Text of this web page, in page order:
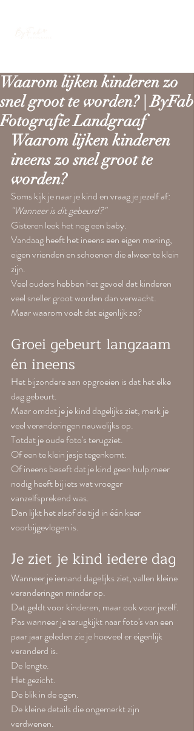
Waarom lijken kinderen zo
snel groot te worden? | ByFab
Fotografie Landgraaf
Waarom lijken kinderen
ineens zo snel groot te
worden?
Soms kijk je naar je kind en vraag je jezelf af:
"Wanneer is dit gebeurd?"
Gisteren leek het nog een baby.
Vandaag heeft het ineens een eigen mening,
eigen vrienden en schoenen die alweer te klein
zijn.
Veel ouders hebben het gevoel dat kinderen
veel sneller groot worden dan verwacht.
Maar waarom voelt dat eigenlijk zo?
Groei gebeurt langzaam
én ineens
Het bijzondere aan opgroeien is dat het elke
dag gebeurt.
Maar omdat je je kind dagelijks ziet, merk je
veel veranderingen nauwelijks op.
Totdat je oude foto's terugziet.
Of een te klein jasje tegenkomt.
Of ineens beseft dat je kind geen hulp meer
nodig heeft bij iets wat vroeger
vanzelfsprekend was.
Dan lijkt het alsof de tijd in één keer
voorbijgevlogen is.
Je ziet je kind iedere dag
Wanneer je iemand dagelijks ziet, vallen kleine
veranderingen minder op.
Dat geldt voor kinderen, maar ook voor jezelf.
Pas wanneer je terugkijkt naar foto's van een
paar jaar geleden zie je hoeveel er eigenlijk
veranderd is.
De lengte.
Het gezicht.
De blik in de ogen.
De kleine details die ongemerkt zijn
verdwenen.